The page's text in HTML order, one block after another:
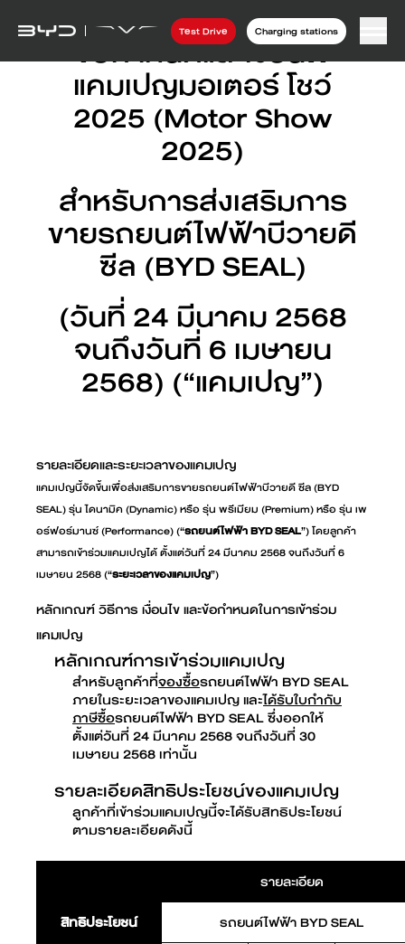
Test Drive Charging stations
ข้อกำหนดและเงื่อนไข
แคมเปญมอเตอร์ โชว์
2025 (Motor Show
2025)
สำหรับการส่งเสริมการ
ขายรถยนต์ไฟฟ้าบีวายดี
ซีล (BYD SEAL)
(วันที่ 24 มีนาคม 2568
จนถึงวันที่ 6 เมษายน
2568) (“แคมเปญ”)
รายละเอียดและระยะเวลาของแคมเปญ
แคมเปญนี้จัดขึ้นเพื่อส่งเสริมการขายรถยนต์ไฟฟ้าบีวายดี ซีล (BYD
SEAL) รุ่น ไดนามิค (Dynamic) หรือ รุ่น พรีเมียม (Premium) หรือ รุ่น เพ
อร์ฟอร์มานซ์ (Performance) (“รถยนต์ไฟฟ้า BYD SEAL”) โดยลูกค้า
สามารถเข้าร่วมแคมเปญได้ ตั้งแต่วันที่ 24 มีนาคม 2568 จนถึงวันที่ 6
เมษายน 2568 (“ระยะเวลาของแคมเปญ”)
หลักเกณฑ์ วิธีการ เงื่อนไข และข้อกำหนดในการเข้าร่วม
แคมเปญ
หลักเกณฑ์การเข้าร่วมแคมเปญ
สำหรับลูกค้าที่จองซื้อรถยนต์ไฟฟ้า BYD SEAL
ภายในระยะเวลาของแคมเปญ และได้รับใบกำกับ
ภาษีซื้อรถยนต์ไฟฟ้า BYD SEAL ซึ่งออกให้
ตั้งแต่วันที่ 24 มีนาคม 2568 จนถึงวันที่ 30
เมษายน 2568 เท่านั้น
รายละเอียดสิทธิประโยชน์ของแคมเปญ
ลูกค้าที่เข้าร่วมแคมเปญนี้จะได้รับสิทธิประโยชน์
ตามรายละเอียดดังนี้
รายละเอียด
สิทธิประโยชน์
รถยนต์ไฟฟ้า BYD SEAL